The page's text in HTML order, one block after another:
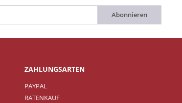
Abonnieren
ZAHLUNGSARTEN
PAYPAL
RATENKAUF